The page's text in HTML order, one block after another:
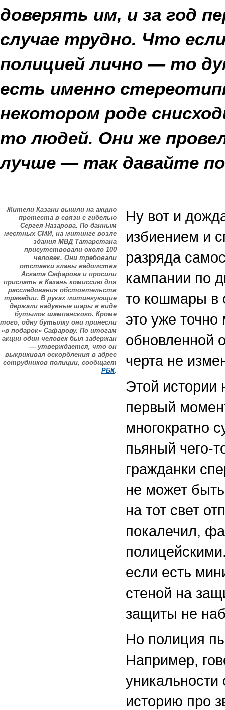
доверять им, и за год
случае трудно. Что
полицией лично — то
есть именно
некотором роде
то людей. Они же
лучше — так давайте
Жители Казани вышли на акцию
протеста в связи с гибелью
Сергея Назарова. По данным
местных СМИ, на митинге возле
здания МВД Татарстана
присутствовали около 100
человек. Они требовали
отставки главы ведомства
Асгата Сафарова и просили
прислать в Казань комиссию для
расследования обстоятельств
трагедии. В руках митингующие
держали надувные шары в виде
бутылок шампанского. Кроме
того, одну бутылку они принесли
«в подарок» Сафарову. По итогам
акции один человек был задержан
— утверждается, что он
выкрикивал оскорбления в адрес
сотрудников полиции, сообщает
РБК.
Ну вот и
избиением и
разряда
кампании по
то кошмары в
это уже
обновленной
черта не
Этой истории
первый
многократно
пьяный чего-
гражданки
не может
на тот свет
покалечил,
если есть
стеной на
защиты не
Но полиция
Например,
историю про